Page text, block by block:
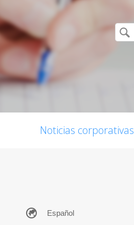
Noticias corporativas